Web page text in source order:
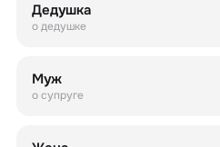
Дедушка
о дедушке
Муж
о супруге